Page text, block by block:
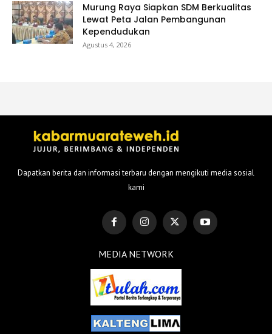
Murung Raya Siapkan SDM Berkualitas
Lewat Peta Jalan Pembangunan
Kependudukan
Agustus 4, 2026
Dapatkan berita dan informasi terbaru dengan mengikuti media sosial
kami
MEDIA NETWORK